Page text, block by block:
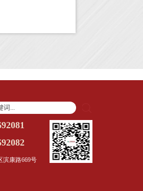
滨康路669号